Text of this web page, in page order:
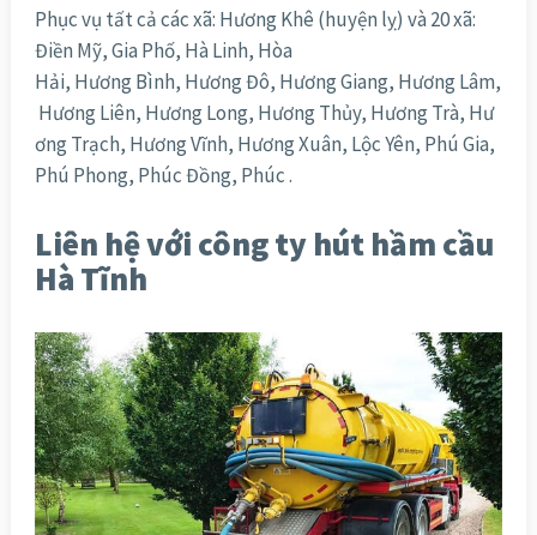
Phục vụ tất cả các xã: Hương Khê (huyện lỵ) và 20 xã:
Điền Mỹ, Gia Phố, Hà Linh, Hòa
Hải, Hương Bình, Hương Đô, Hương Giang, Hương Lâm,
Hương Liên, Hương Long, Hương Thủy, Hương Trà, Hư
ơng Trạch, Hương Vĩnh, Hương Xuân, Lộc Yên, Phú Gia,
Phú Phong, Phúc Đồng, Phúc .
Liên hệ với công ty hút hầm cầu
Hà Tĩnh